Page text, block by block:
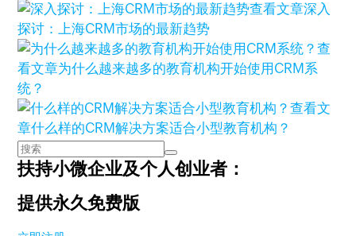
查看文章深入
探讨：上海CRM市场的最新趋势
查
看文章为什么越来越多的教育机构开始使用CRM系
统？
查看文
章什么样的CRM解决方案适合小型教育机构？
扶持小微企业及个人创业者：
提供永久免费版